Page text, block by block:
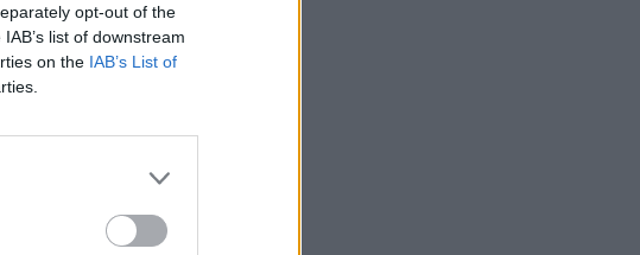
opt-out of the
list of downstream
on the IAB’s List of